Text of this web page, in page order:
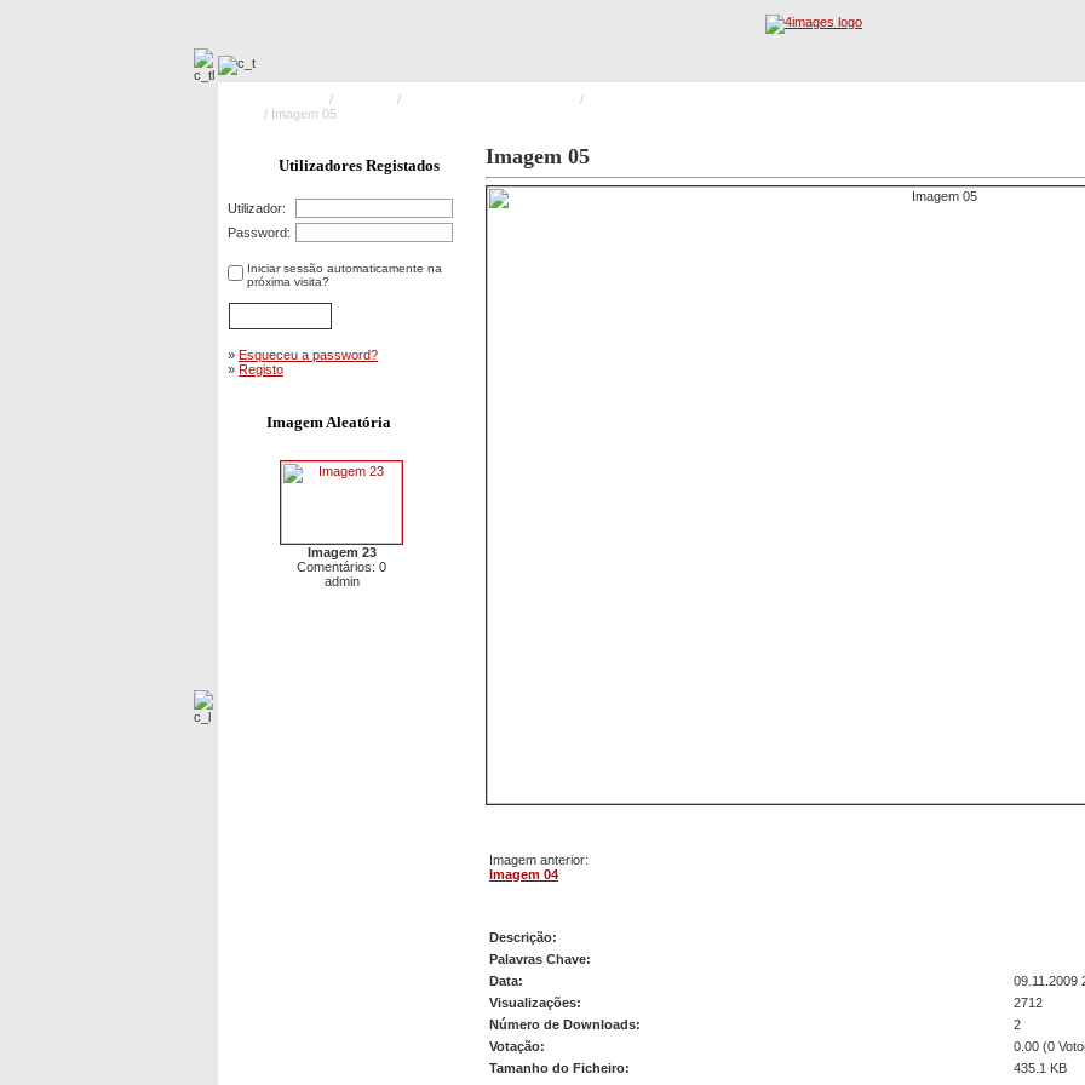
/ / /
/ Imagem 05
Utilizadores Registados
Utilizador:
Password:
Iniciar sessão automaticamente na
próxima visita?
» Esqueceu a password?
» Registo
Imagem Aleatória
Imagem 23
Comentários: 0
admin
Imagem 05
Imagem anterior:
Imagem 04
Descrição:
Palavras Chave:
Data:
09.11.2009
Visualizações:
2712
Número de Downloads:
2
Votação:
0.00 (0
Tamanho do Ficheiro:
435.1 KB